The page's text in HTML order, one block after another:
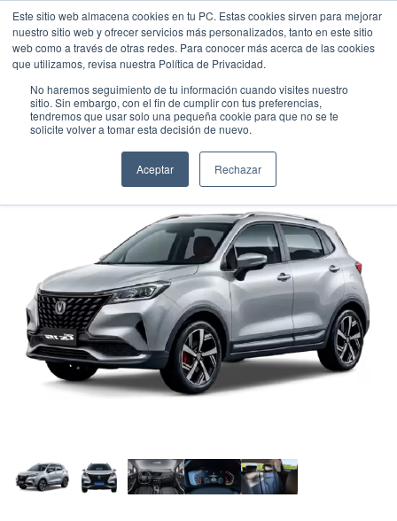
Este sitio web almacena cookies en tu PC. Estas cookies sirven para mejorar
nuestro sitio web y ofrecer servicios más personalizados, tanto en este sitio
web como a través de otras redes. Para conocer más acerca de las cookies
que utilizamos, revisa nuestra Política de Privacidad.
No haremos seguimiento de tu información cuando visites nuestro
sitio. Sin embargo, con el fin de cumplir con tus preferencias,
tendremos que usar solo una pequeña cookie para que no se te
solicite volver a tomar esta decisión de nuevo.
Aceptar Rechazar
CHANGAN CS15
GASOLINA